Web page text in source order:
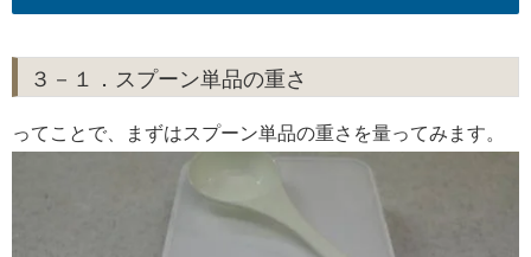
３－１．スプーン単品の重さ
ってことで、まずはスプーン単品の重さを量ってみます。